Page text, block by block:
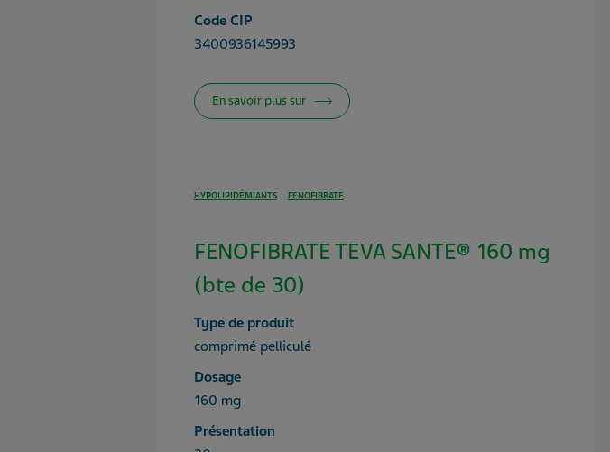
Code CIP
3400936145993
En savoir plus sur
HYPOLIPIDÉMIANTS FENOFIBRATE
FENOFIBRATE TEVA SANTE® 160 mg
(bte de 30)
Type de produit
comprimé pelliculé
Dosage
160 mg
Présentation